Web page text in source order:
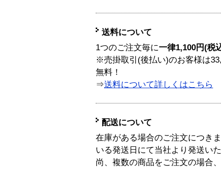
送料について
1つのご注文毎に一律1,100円(税
※売掛取引(後払い)のお客様は
無料！
⇒送料について詳しくはこちら
配送について
在庫がある場合のご注文につき
いる発送日にて当社より発送い
尚、複数の商品をご注文の場合